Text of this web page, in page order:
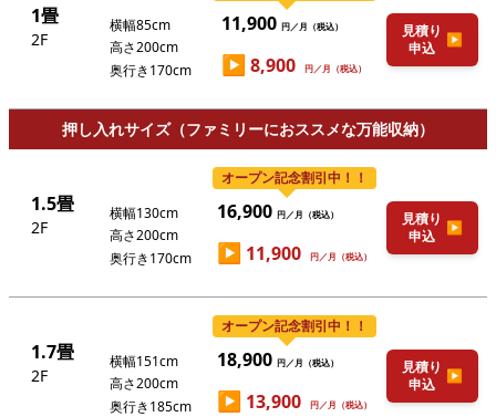
1畳
2F
横幅85cm
高さ200cm
奥行き170cm
11,900円／月（税込）
▶8,900 円／月（税込）
見積り
申込
▶
押し入れサイズ（ファミリーにおススメな万能収納）
1.5畳
2F
横幅130cm
高さ200cm
奥行き170cm
オープン記念割引中！！
16,900 円／月（税込）
▶ 11,900 円／月（税込）
見積り
申込
▶
1.7畳
2F
横幅151cm
高さ200cm
奥行き185cm
オープン記念割引中！！
18,900 円／月（税込）
▶ 13,900 円／月（税込）
見積り
申込
▶